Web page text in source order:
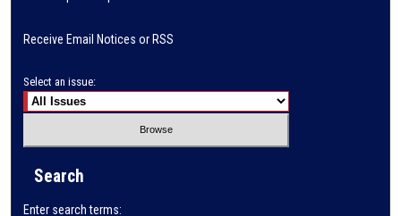
Receive Email Notices or RSS
Select an issue:
Search
Enter search terms: